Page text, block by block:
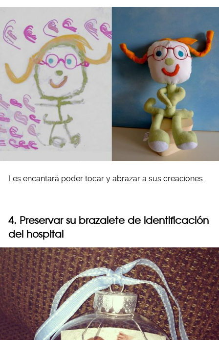
Les encantará poder tocar y abrazar a sus creaciones.
4. Preservar su brazalete de identificación
del hospital